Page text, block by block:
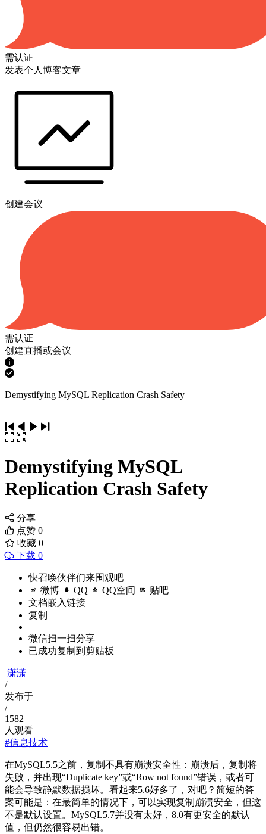
需认证
发表个人博客文章
创建会议
需认证
创建直播或会议
Demystifying MySQL Replication Crash Safety
Demystifying MySQL
Replication Crash Safety
分享
点赞 0
收藏 0
下载 0
快召唤伙伴们来围观吧
微博 QQ QQ空间 贴吧
文档嵌入链接
复制
微信扫一扫分享
已成功复制到剪贴板
潇潇
/
发布于
/
1582
人观看
#信息技术
在MySQL5.5之前，复制不具有崩溃安全性：崩溃后，复制将
失败，并出现“Duplicate key”或“Row not found”错误，或者可
能会导致静默数据损坏。看起来5.6好多了，对吧？简短的答
案可能是：在最简单的情况下，可以实现复制崩溃安全，但这
不是默认设置。MySQL5.7并没有太好，8.0有更安全的默认
值，但仍然很容易出错。